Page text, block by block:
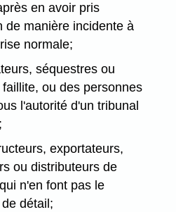
en avoir pris
de manière incidente à
normale;
séquestres ou
ou des personnes
l'autorité d'un tribunal
exportateurs,
ou distributeurs de
n'en font pas le
détail;